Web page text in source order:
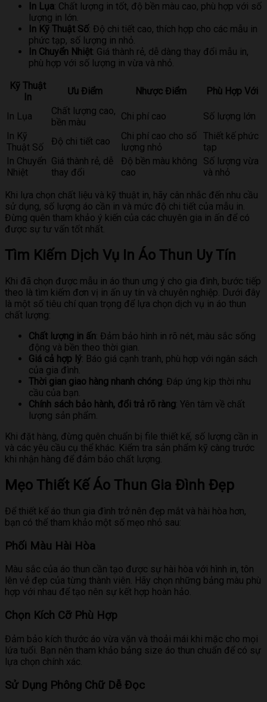
In Lụa: Chất lượng in tốt, độ bền màu cao, phù hợp với số
lượng in lớn.
In Kỹ Thuật Số: Độ chi tiết cao, thích hợp cho các mẫu in
phức tạp, số lượng in nhỏ.
In Chuyển Nhiệt: Giá thành rẻ, dễ dàng thay đổi mẫu in,
phù hợp với số lượng in vừa và nhỏ.
Kỹ Thuật
In
Ưu Điểm Nhược Điểm Phù Hợp Với
In Lụa
Chất lượng cao,
bền màu
Chi phí cao
Số lượng lớn
In Kỹ
Thuật Số
Độ chi tiết cao
Chi phí cao cho số
lượng nhỏ
Thiết kế phức
tạp
In Chuyển
Nhiệt
Giá thành rẻ, dễ
thay đổi
Độ bền màu không
cao
Số lượng vừa
và nhỏ
Khi lựa chọn chất liệu và kỹ thuật in, hãy cân nhắc đến nhu cầu
sử dụng, số lượng áo cần in và mức độ chi tiết của mẫu in.
Đừng quên tham khảo ý kiến của các chuyên gia in ấn để có
được sự tư vấn tốt nhất.
Tìm Kiếm Dịch Vụ In Áo Thun Uy Tín
Khi đã chọn được mẫu in áo thun ưng ý cho gia đình, bước tiếp
theo là tìm kiếm đơn vị in ấn uy tín và chuyên nghiệp. Dưới đây
là một số tiêu chí quan trọng để lựa chọn dịch vụ in áo thun
chất lượng:
Chất lượng in ấn: Đảm bảo hình in rõ nét, màu sắc sống
động và bền theo thời gian.
Giá cả hợp lý: Báo giá cạnh tranh, phù hợp với ngân sách
của gia đình.
Thời gian giao hàng nhanh chóng: Đáp ứng kịp thời nhu
cầu của bạn.
Chính sách bảo hành, đổi trả rõ ràng: Yên tâm về chất
lượng sản phẩm.
Khi đặt hàng, đừng quên chuẩn bị file thiết kế, số lượng cần in
và các yêu cầu cụ thể khác. Kiểm tra sản phẩm kỹ càng trước
khi nhận hàng để đảm bảo chất lượng.
Mẹo Thiết Kế Áo Thun Gia Đình Đẹp
Để thiết kế áo thun gia đình trở nên đẹp mắt và hài hòa hơn,
bạn có thể tham khảo một số mẹo nhỏ sau:
Phối Màu Hài Hòa
Màu sắc của áo thun cần tạo được sự hài hòa với hình in, tôn
lên vẻ đẹp của từng thành viên. Hãy chọn những bảng màu phù
hợp với nhau để tạo nên sự kết hợp hoàn hảo.
Chọn Kích Cỡ Phù Hợp
Đảm bảo kích thước áo vừa vặn và thoải mái khi mặc cho mọi
lứa tuổi. Bạn nên tham khảo bảng size áo thun chuẩn để có sự
lựa chọn chính xác.
Sử Dụng Phông Chữ Dễ Đọc